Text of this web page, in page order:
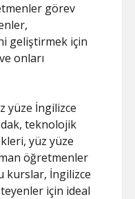
görev
geliştirmek için
onları
yüze İngilizce
teknolojik
yüz yüze
öğretmenler
kurslar, İngilizce
için ideal